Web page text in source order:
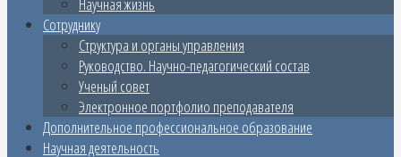
Научная жизнь
Сотруднику
Структура и органы управления
Руководство. Научно-педагогический состав
Ученый совет
Электронное портфолио преподавателя
Дополнительное профессиональное образование
Научная деятельность